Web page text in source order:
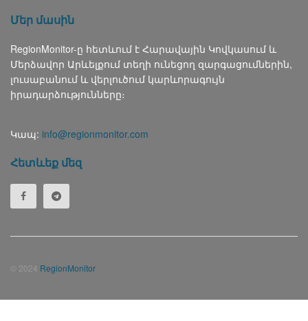
Մեր մասին
RegionMonitor-ը հետևում է Հարավային Կովկասում և
Մերձավոր Արևելքում տեղի ունեցող զարգացումներին,
լուսաբանում և վերլուծում կարևորագույն
իրադարձությունները։
Կապ: info@regionmonitor.com
Հետևեք մեզ
© 2024 RegionMonitor